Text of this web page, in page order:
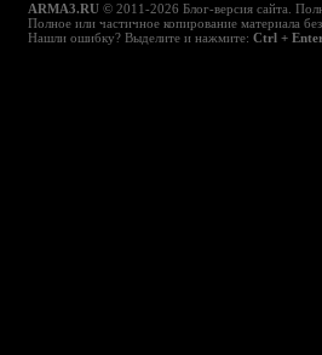
ARMA3.RU© 2011-2026 Блог-версия сайта.
Полное или частичное копирование материала
Нашли ошибку? Выделите и нажмите: Ctrl +